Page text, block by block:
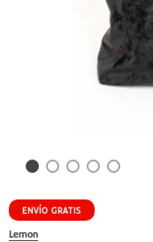
ENVÍO GRATIS
Lemon